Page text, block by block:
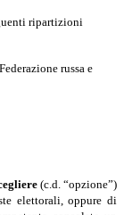
ripartizioni
russa e
(c.d. “opzione”)
elettorali, oppure di